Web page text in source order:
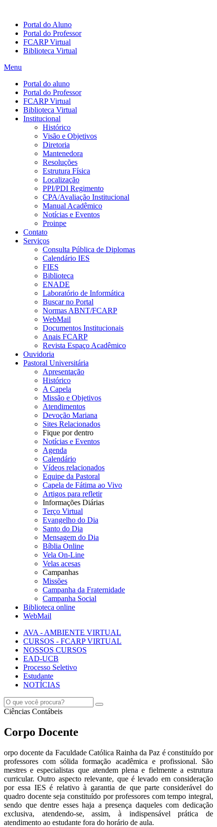
Portal do Aluno
Portal do Professor
FCARP Virtual
Biblioteca Virtual
Menu
Portal do aluno
Portal do Professor
FCARP Virtual
Biblioteca Virtual
Institucional
Histórico
Visão e Objetivos
Diretoria
Mantenedora
Resoluções
Estrutura Física
Localização
PPI/PDI Regimento
CPA/Avaliação Institucional
Manual Acadêmico
Notícias e Eventos
Proinpe
Contato
Serviços
Consulta Pública de Diplomas
Calendário IES
FIES
Biblioteca
ENADE
Laboratório de Informática
Buscar no Portal
Normas ABNT/FCARP
WebMail
Documentos Institucionais
Anais FCARP
Revista Espaço Acadêmico
Ouvidoria
Pastoral Universitária
Apresentação
Histórico
A Capela
Missão e Objetivos
Atendimentos
Devoção Mariana
Sites Relacionados
Fique por dentro
Notícias e Eventos
Agenda
Calendário
Vídeos relacionados
Equipe da Pastoral
Capela de Fátima ao Vivo
Artigos para refletir
Informações Diárias
Terço Virtual
Evangelho do Dia
Santo do Dia
Mensagem do Dia
Bíblia Online
Vela On-Line
Velas acesas
Campanhas
Missões
Campanha da Fraternidade
Campanha Social
Biblioteca online
WebMail
AVA - AMBIENTE VIRTUAL
CURSOS - FCARP VIRTUAL
NOSSOS CURSOS
EAD-UCB
Processo Seletivo
Estudante
NOTÍCIAS
Ciências Contábeis
Corpo Docente
orpo docente da Faculdade Católica Rainha da Paz é constituído por
professores com sólida formação acadêmica e profissional. São
mestres e especialistas que atendem plena e fielmente a estrutura
curricular. Outro aspecto relevante, que é levado em consideração
por essa IES é relativo à garantia de que parte considerável do
quadro docente seja constituído por professores com tempo integral,
sendo que dentre esses haja a presença daqueles com dedicação
exclusiva, atendendo-se, assim, à indispensável prática de
atendimento ao estudante fora do horário de aula.